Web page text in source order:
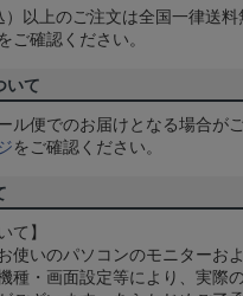
以上のご注文は全国一律送
をご確認ください。
いて
ル便でのお届けとなる場合が
をご確認ください。
て】
使いのパソコンのモニターお
種・画面設定等により、実際